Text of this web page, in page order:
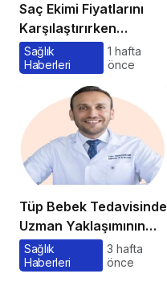
Saç Ekimi Fiyatlarını
Karşılaştırırken
Gözden Kaçan
Maliyetler
Sağlık
Haberleri
1 hafta
önce
Tüp Bebek Tedavisinde
Uzman Yaklaşımının
Önemi ve Bilinmesi
Gerekenler
Sağlık
Haberleri
3 hafta
önce